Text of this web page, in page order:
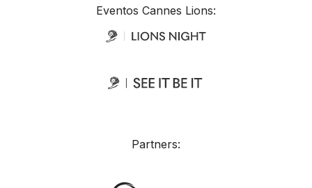
Eventos Cannes Lions:
Partners: